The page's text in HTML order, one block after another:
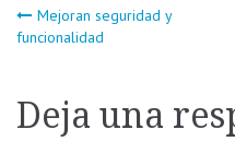
entradas
Mejoran seguridad y
funcionalidad
Deja una